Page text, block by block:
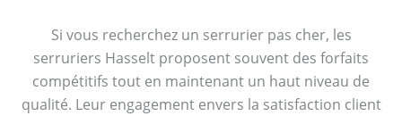
Si vous recherchez un serrurier pas cher, les
serruriers Hasselt proposent souvent des forfaits
compétitifs tout en maintenant un haut niveau de
qualité. Leur engagement envers la satisfaction client